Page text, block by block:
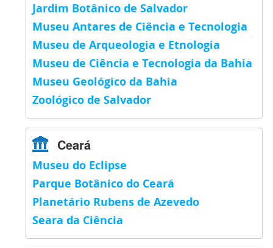
Jardim Botânico de Salvador
Museu Antares de Ciência e Tecnologia
Museu de Arqueologia e Etnologia
Museu de Ciência e Tecnologia da Bahia
Museu Geológico da Bahia
Zoológico de Salvador
Ceará
Museu do Eclipse
Parque Botânico do Ceará
Planetário Rubens de Azevedo
Seara da Ciência